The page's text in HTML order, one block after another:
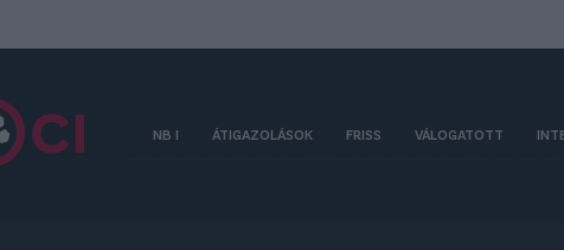
NB I ÁTIGAZOLÁSOK FRISS VÁLOGATOTT